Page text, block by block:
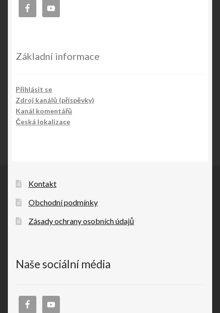
Základní informace
Přihlásit se
Zdroj kanálů (příspěvky)
Kanál komentářů
Česká lokalizace
Kontakt
Obchodní podmínky
Zásady ochrany osobních údajů
Naše sociální média